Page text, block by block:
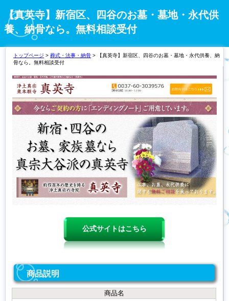
【真英寺】新宿区、四谷のお墓・墓地・永代供
養、納骨なら。無料相談受付
トップページ >葬式・法事・納骨 > 【真英寺】新宿区、四谷のお墓・墓地・永代供養、納
骨なら。無料相談受付
公式サイトはこちら
商品説明
商品名